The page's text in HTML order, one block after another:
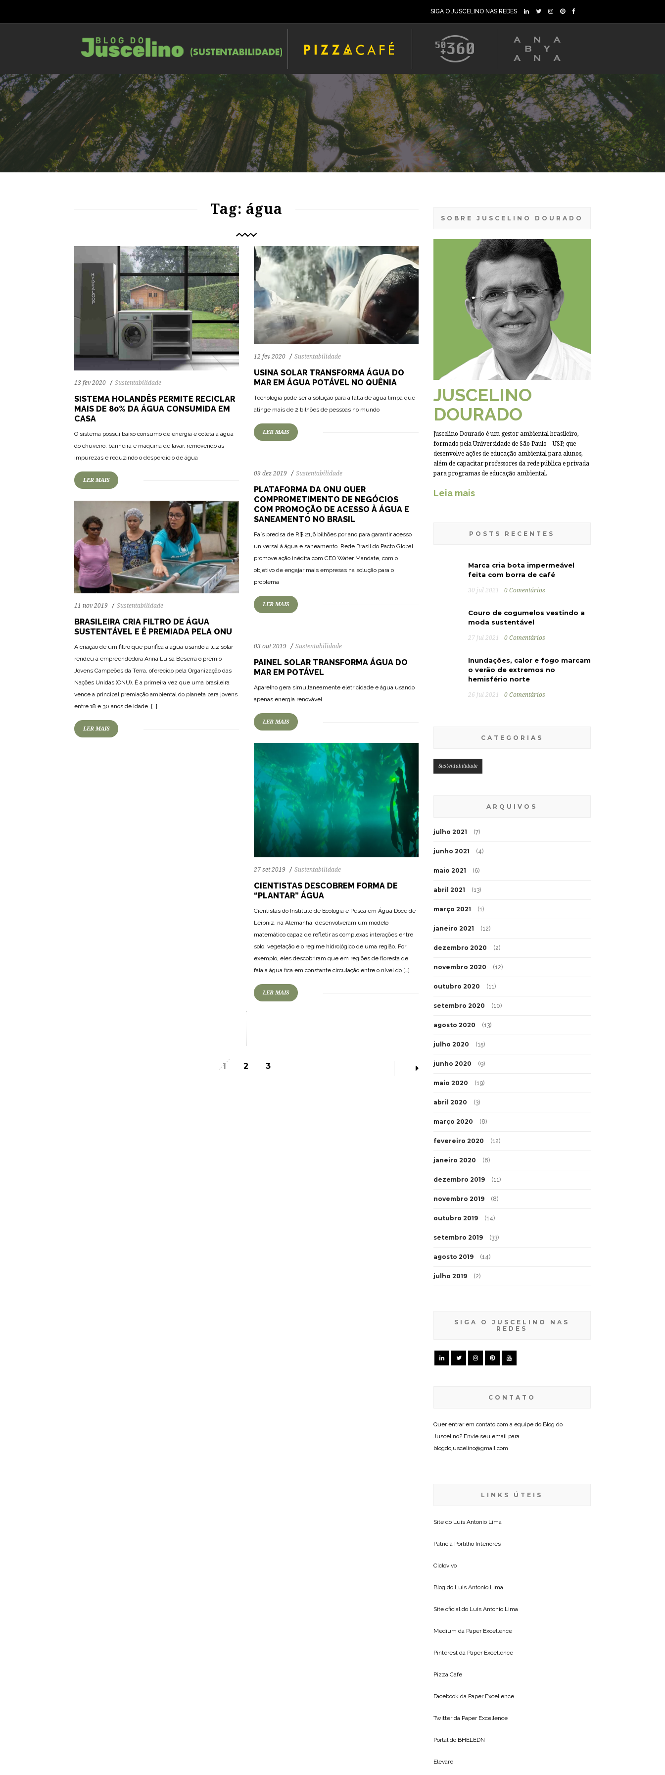
SIGA O JUSCELINO NAS REDES
Tag: água
13 fev 2020 Sustentabilidade
SISTEMA HOLANDÊS PERMITE RECICLAR
MAIS DE 80% DA ÁGUA CONSUMIDA EM
CASA
O sistema possui baixo consumo de energia e coleta a água
do chuveiro, banheira e máquina de lavar, removendo as
impurezas e reduzindo o desperdício de água
LER MAIS
12 fev 2020 Sustentabilidade
USINA SOLAR TRANSFORMA ÁGUA DO
MAR EM ÁGUA POTÁVEL NO QUÊNIA
Tecnologia pode ser a solução para a falta de água limpa que
atinge mais de 2 bilhões de pessoas no mundo
LER MAIS
09 dez 2019 Sustentabilidade
PLATAFORMA DA ONU QUER
COMPROMETIMENTO DE NEGÓCIOS
COM PROMOÇÃO DE ACESSO À ÁGUA E
SANEAMENTO NO BRASIL
País precisa de R$ 21,6 bilhões por ano para garantir acesso
universal à água e saneamento. Rede Brasil do Pacto Global
promove ação inédita com CEO Water Mandate, com o
objetivo de engajar mais empresas na solução para o
problema
LER MAIS
11 nov 2019 Sustentabilidade
BRASILEIRA CRIA FILTRO DE ÁGUA
SUSTENTÁVEL E É PREMIADA PELA ONU
A criação de um filtro que purifica a água usando a luz solar
rendeu à empreendedora Anna Luisa Beserra o prêmio
Jovens Campeões da Terra, oferecido pela Organização das
Nações Unidas (ONU). É a primeira vez que uma brasileira
vence a principal premiação ambiental do planeta para jovens
entre 18 e 30 anos de idade. […]
LER MAIS
03 out 2019 Sustentabilidade
PAINEL SOLAR TRANSFORMA ÁGUA DO
MAR EM POTÁVEL
Aparelho gera simultaneamente eletricidade e água usando
apenas energia renovável
LER MAIS
27 set 2019 Sustentabilidade
CIENTISTAS DESCOBREM FORMA DE
“PLANTAR” ÁGUA
Cientistas do Instituto de Ecologia e Pesca em Água Doce de
Leibniz, na Alemanha, desenvolveram um modelo
matemático capaz de refletir as complexas interações entre
solo, vegetação e o regime hidrológico de uma região. Por
exemplo, eles descobriram que em regiões de floresta de
faia a água fica em constante circulação entre o nível do […]
LER MAIS
1 2 3
SOBRE JUSCELINO DOURADO
JUSCELINO
DOURADO
Juscelino Dourado é um gestor ambiental brasileiro,
formado pela Universidade de São Paulo – USP, que
desenvolve ações de educação ambiental para alunos,
além de capacitar professores da rede pública e privada
para programas de educação ambiental.
Leia mais
POSTS RECENTES
Marca cria bota impermeável
feita com borra de café
30 jul 2021 0 Comentários
Couro de cogumelos vestindo a
moda sustentável
27 jul 2021 0 Comentários
Inundações, calor e fogo marcam
o verão de extremos no
hemisfério norte
26 jul 2021 0 Comentários
CATEGORIAS
Sustentabilidade
ARQUIVOS
julho 2021 (7)
junho 2021 (4)
maio 2021 (6)
abril 2021 (13)
março 2021 (1)
janeiro 2021 (12)
dezembro 2020 (2)
novembro 2020 (12)
outubro 2020 (11)
setembro 2020 (10)
agosto 2020 (13)
julho 2020 (15)
junho 2020 (9)
maio 2020 (19)
abril 2020 (3)
março 2020 (8)
fevereiro 2020 (12)
janeiro 2020 (8)
dezembro 2019 (11)
novembro 2019 (8)
outubro 2019 (14)
setembro 2019 (33)
agosto 2019 (14)
julho 2019 (2)
SIGA O JUSCELINO NAS
REDES
CONTATO
Quer entrar em contato com a equipe do Blog do
Juscelino? Envie seu email para
blogdojuscelino@gmail.com
LINKS ÚTEIS
Site do Luis Antonio Lima
Patricia Portilho Interiores
Ciclovivo
Blog do Luis Antonio Lima
Site oficial do Luis Antonio Lima
Medium da Paper Excellence
Pinterest da Paper Excellence
Pizza Cafe
Facebook da Paper Excellence
Twitter da Paper Excellence
Portal do BHELEDN
Elevare